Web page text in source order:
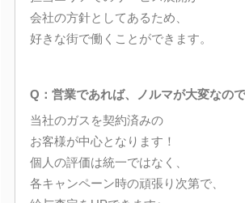
会社の方針としてあるため、
好きな街で働くことができます。
Q：営業であれば、ノルマが大変なの
当社のガスを契約済みの
お客様が中心となります！
個人の評価は統一ではなく、
各キャンペーン時の頑張り次第で、